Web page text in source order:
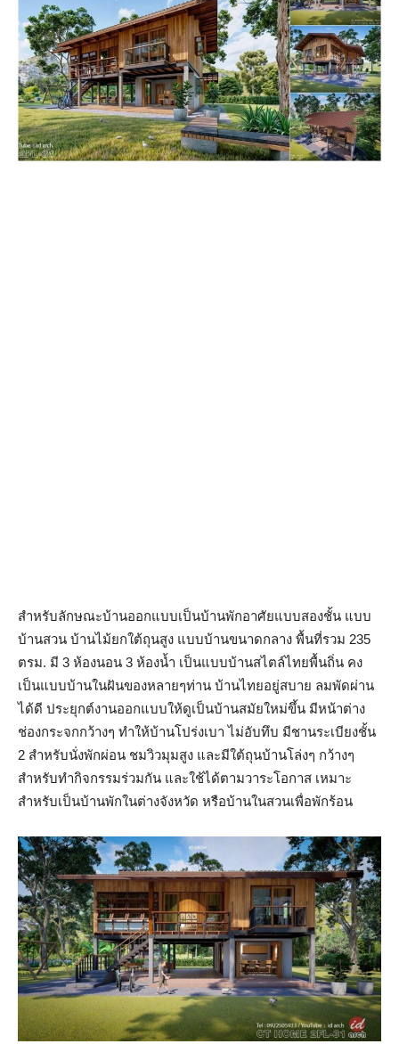
สำหรับลักษณะบ้านออกแบบเป็นบ้านพักอาศัยแบบสองชั้น แบบ
บ้านสวน บ้านไม้ยกใต้ถุนสูง แบบบ้านขนาดกลาง พื้นที่รวม 235
ตรม. มี 3 ห้องนอน 3 ห้องน้ำ เป็นแบบบ้านสไตล์ไทยพื้นถิ่น คง
เป็นแบบบ้านในฝันของหลายๆท่าน บ้านไทยอยู่สบาย ลมพัดผ่าน
ได้ดี ประยุกต์งานออกแบบให้ดูเป็นบ้านสมัยใหม่ขึ้น มีหน้าต่าง
ช่องกระจกกว้างๆ ทำให้บ้านโปร่งเบา ไม่อับทึบ มีชานระเบียงชั้น
2 สำหรับนั่งพักผ่อน ชมวิวมุมสูง และมีใต้ถุนบ้านโล่งๆ กว้างๆ
สำหรับทำกิจกรรมร่วมกัน และใช้ได้ตามวาระโอกาส เหมาะ
สำหรับเป็นบ้านพักในต่างจังหวัด หรือบ้านในสวนเพื่อพักร้อน